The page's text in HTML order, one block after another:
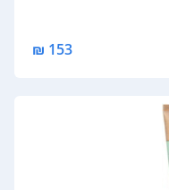
153 ₪